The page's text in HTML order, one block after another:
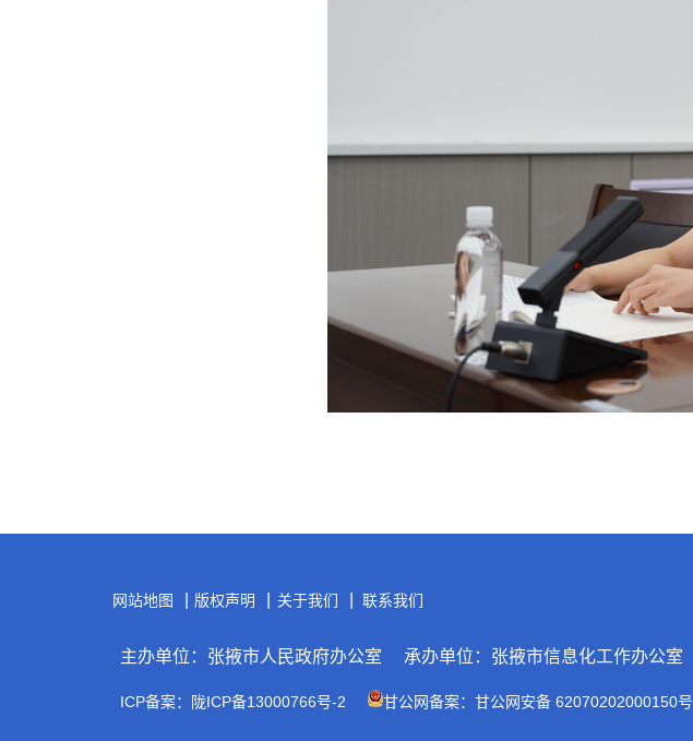
网站地图 版权声明 关于我们 联系我们
主办单位：张掖市人民政府办公室 承办单位：张掖市信息化工作办公室
ICP备案：陇ICP备13000766号-2 甘公网备案：甘公网安备 62070202000150号